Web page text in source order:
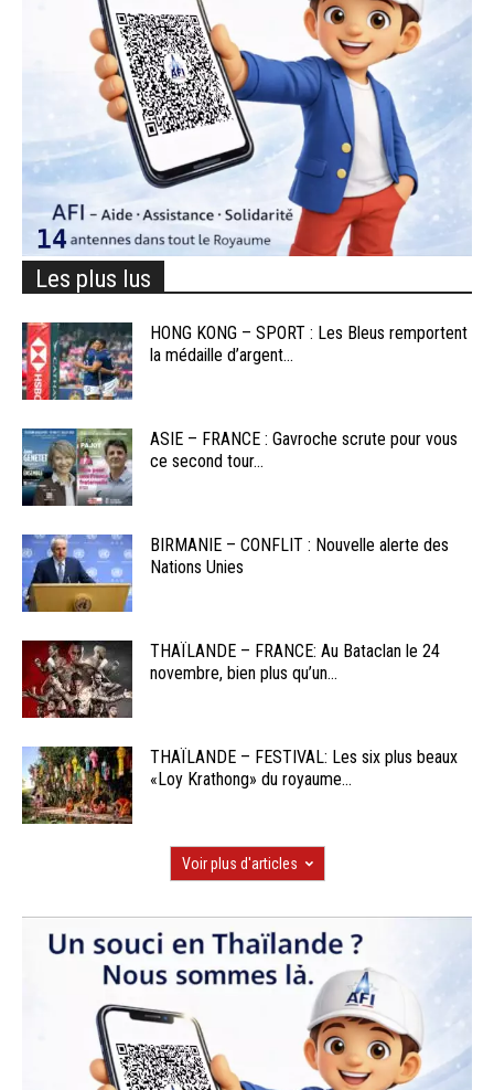
Les plus lus
HONG KONG – SPORT : Les Bleus remportent
la médaille d’argent...
ASIE – FRANCE : Gavroche scrute pour vous
ce second tour...
BIRMANIE – CONFLIT : Nouvelle alerte des
Nations Unies
THAÏLANDE – FRANCE: Au Bataclan le 24
novembre, bien plus qu’un...
THAÏLANDE – FESTIVAL: Les six plus beaux
«Loy Krathong» du royaume...
Voir plus d'articles